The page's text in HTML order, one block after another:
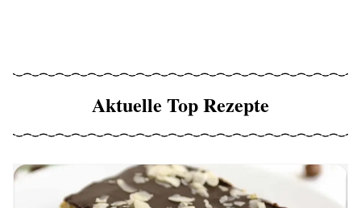
Aktuelle Top Rezepte